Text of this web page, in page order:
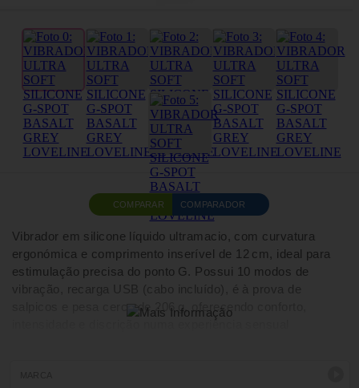
COMPARAR COMPARADOR
Vibrador em silicone líquido ultramacio, com curvatura
ergonómica e comprimento inserível de 12 cm, ideal para
estimulação precisa do ponto G. Possui 10 modos de
vibração, recarga USB (cabo incluído), é à prova de
salpicos e pesa cerca de 206 g, oferecendo conforto,
intensidade e discrição numa experiência sensual